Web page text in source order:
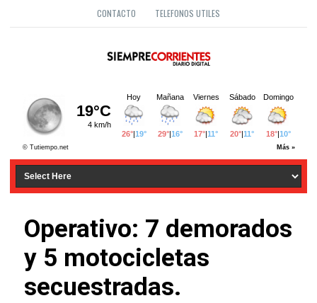
CONTACTO TELEFONOS UTILES
Operativo: 7 demorados
y 5 motocicletas
secuestradas.